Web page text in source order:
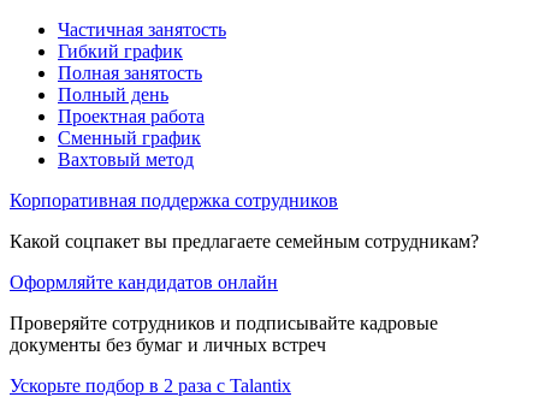
Частичная занятость
Гибкий график
Полная занятость
Полный день
Проектная работа
Сменный график
Вахтовый метод
Корпоративная поддержка сотрудников
Какой соцпакет вы предлагаете семейным сотрудникам?
Оформляйте кандидатов онлайн
Проверяйте сотрудников и подписывайте кадровые
документы без бумаг и личных встреч
Ускорьте подбор в 2 раза с Talantix